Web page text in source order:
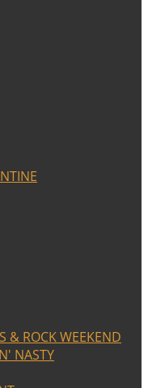
& ROCK WEEKEND
NASTY